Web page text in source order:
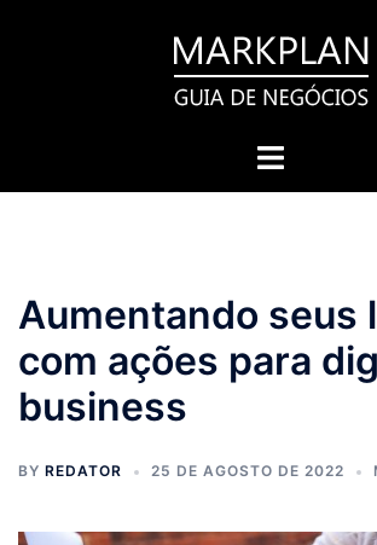
Toggle
Aumentando seus
com ações para
business
BY REDATOR 25 DE AGOSTO DE 2022